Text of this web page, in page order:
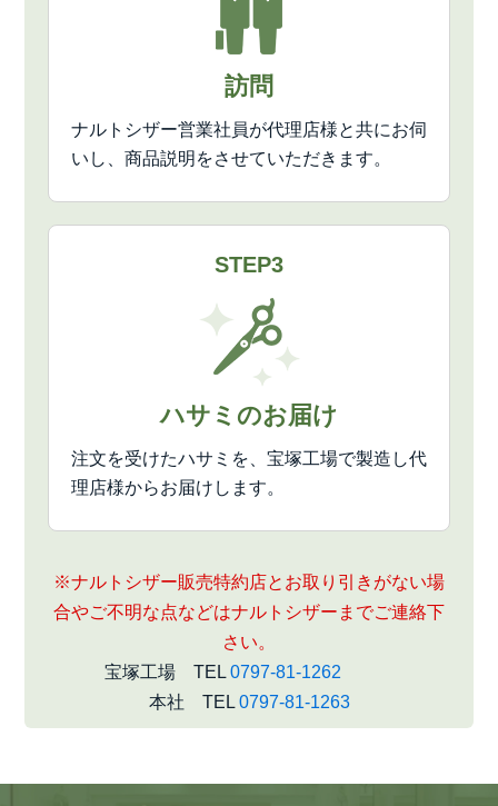
訪問
ナルトシザー営業社員が代理店様と共にお伺
いし、商品説明をさせていただきます。
STEP3
ハサミのお届け
注文を受けたハサミを、宝塚工場で製造し代
理店様からお届けします。
※ナルトシザー販売特約店とお取り引きがない場
合やご不明な点などはナルトシザーまでご連絡下
さい。
宝塚工場 TEL 0797-81-1262
本社 TEL 0797-81-1263